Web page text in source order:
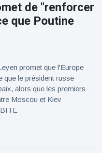
de "renforcer
que Poutine
promet que l'Europe
que le président russe
alors que les premiers
Moscou et Kiev